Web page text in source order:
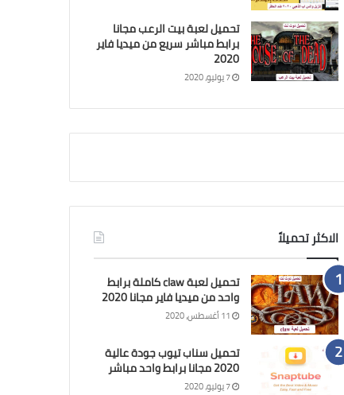
تحميل لعبة بيت الرعب مجانا
برابط مباشر سريع من ميديا فاير
2020
7 يوليو، 2020
الاكثر تحميلاً
تحميل لعبة claw كاملة برابط
واحد من ميديا فاير مجانا 2020
11 أغسطس، 2020
تحميل سناب تيوب جودة عالية
2020 مجانا برابط واحد مباشر
7 يوليو، 2020